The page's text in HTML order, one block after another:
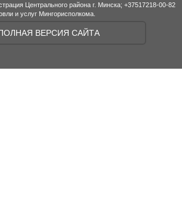
Центрального района г. Минска; +37517218-00-82
и услуг Мингорисполкома.
ВЕРСИЯ САЙТА